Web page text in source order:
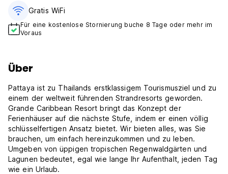
Gratis WiFi
Für eine kostenlose Stornierung buche 8 Tage oder mehr im
Voraus
Über
Pattaya ist zu Thailands erstklassigem Tourismusziel und zu
einem der weltweit führenden Strandresorts geworden.
Grande Caribbean Resort bringt das Konzept der
Ferienhäuser auf die nächste Stufe, indem er einen völlig
schlüsselfertigen Ansatz bietet. Wir bieten alles, was Sie
brauchen, um einfach hereinzukommen und zu leben.
Umgeben von üppigen tropischen Regenwaldgärten und
Lagunen bedeutet, egal wie lange Ihr Aufenthalt, jeden Tag
wie ein Urlaub.